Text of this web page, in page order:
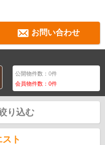
お問い合わせ
公開物件数：0件
会員物件数：0件
り込む
ト